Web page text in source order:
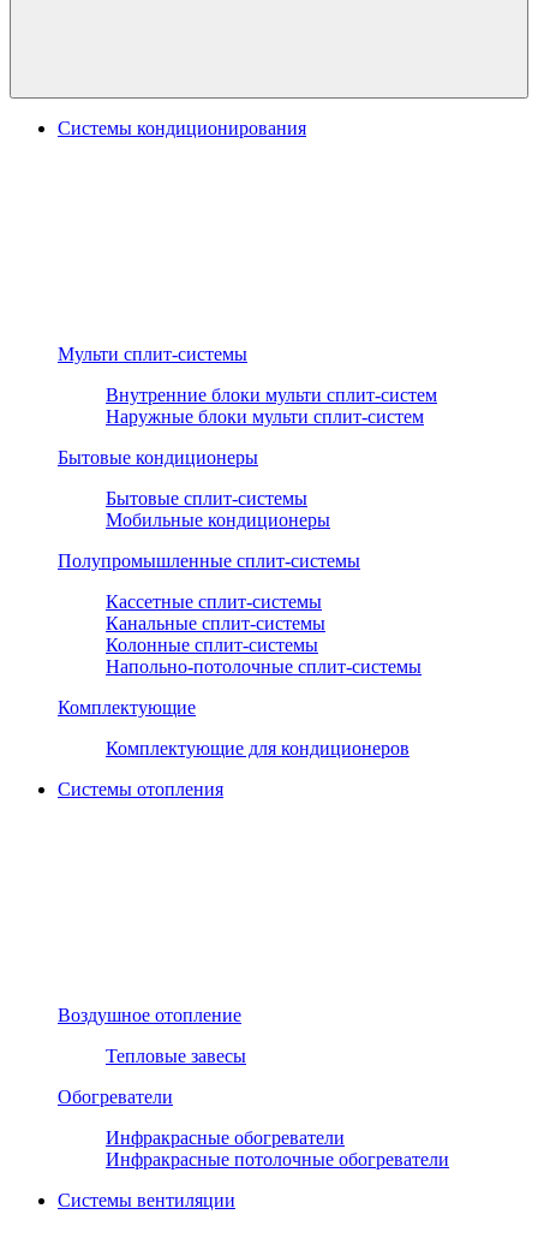
Системы кондиционирования
Мульти сплит-системы
Внутренние блоки мульти сплит-систем
Наружные блоки мульти сплит-систем
Бытовые кондиционеры
Бытовые сплит-системы
Мобильные кондиционеры
Полупромышленные сплит-системы
Кассетные сплит-системы
Канальные сплит-системы
Колонные сплит-системы
Напольно-потолочные сплит-системы
Комплектующие
Комплектующие для кондиционеров
Системы отопления
Воздушное отопление
Тепловые завесы
Обогреватели
Инфракрасные обогреватели
Инфракрасные потолочные обогреватели
Системы вентиляции